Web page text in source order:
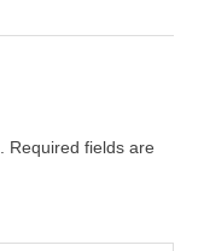
Required fields are